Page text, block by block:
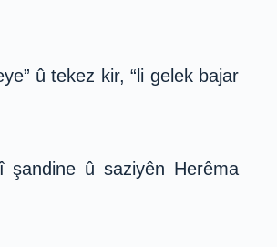
û tekez kir, “li gelek bajar
û saziyên Herêma